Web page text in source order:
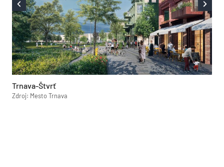
Trnava-Štvrť
Zdroj: Mesto Trnava